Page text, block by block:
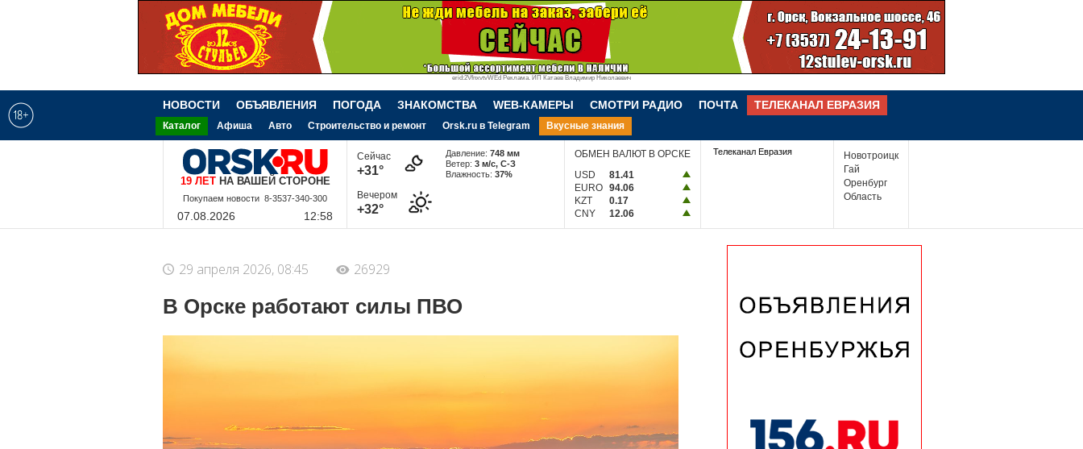
erid:2VfnxvtvWEd Реклама. ИП Катаев Владимир Николаевич
НОВОСТИ ОБЪЯВЛЕНИЯ ПОГОДА ЗНАКОМСТВА WEB-КАМЕРЫ СМОТРИ РАДИО ПОЧТА ТЕЛЕКАНАЛ ЕВРАЗИЯ
Каталог Афиша Авто Строительство и ремонт Orsk.ru в Telegram Вкусные знания
19 ЛЕТНА ВАШЕЙ СТОРОНЕ
8-9-228-340-300
Сейчас
+31°
Вечером
+32°
Давление:748 мм
Ветер:3 м/c, С-З
Влажность:37%
ОБМЕН ВАЛЮТ В ОРСКЕ
USD
81.41
EURO 94.06
KZT
0.17
CNY
12.06
Телеканал Евразия
Новотроицк
Гай
Оренбург
Область
29 апреля 2026, 08:45 26929
В Орске работают силы ПВО